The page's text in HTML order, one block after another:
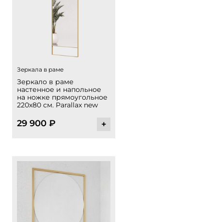
Зеркала в раме
Зеркало в раме
настенное и напольное
на ножке прямоугольное
220х80 см. Parallax new
29 900 ₽ +